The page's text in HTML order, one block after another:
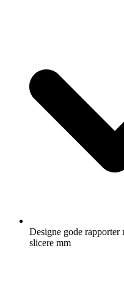
Designe gode rapporter
slicere mm